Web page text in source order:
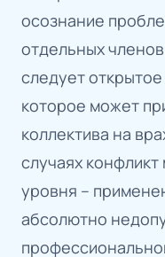
осознание
отдельных
следует
которое может
коллектива на
случаях
уровня –
абсолютно